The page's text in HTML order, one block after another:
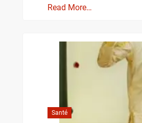
Read More…
Santé